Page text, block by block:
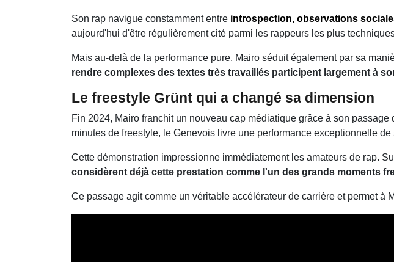
Son rap navigue constamment entre introspection, observations
aujourd'hui d'être régulièrement cité parmi les rappeurs les plus
Mais au-delà de la performance pure, Mairo séduit également par sa
rendre complexes des textes très travaillés participent largement à
Le freestyle Grünt qui a changé sa dimension
Fin 2024, Mairo franchit un nouveau cap médiatique grâce à son
minutes de freestyle, le Genevois livre une performance exceptionnelle
Cette démonstration impressionne immédiatement les amateurs de rap.
considèrent déjà cette prestation comme l'un des grands moments
Ce passage agit comme un véritable accélérateur de carrière et permet